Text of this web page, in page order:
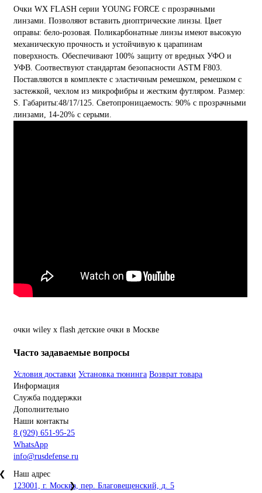
Очки WX FLASH серии YOUNG FORCE с прозрачными
линзами. Позволяют вставить диоптрические линзы. Цвет
оправы: бело-розовая. Поликарбонатные линзы имеют высокую
механическую прочность и устойчивую к царапинам
поверхность. Обеспечивают 100% защиту от вредных УФО и
УФВ. Соотвествуют стандартам безопасности ASTM F803.
Поставляются в комплекте с эластичным ремешком, ремешком с
застежкой, чехлом из микрофибры и жестким футляром. Размер:
S. Габариты:48/17/125. Светопроницаемость: 90% с прозрачными
линзами, 14-20% с серыми.
очки wiley x flash детские очки в Москве
Часто задаваемые вопросы
Условия доставки Установка тюнинга Возврат товара
Информация
Служба поддержки
Дополнительно
Наши контакты
8 (929) 651-95-25
WhatsApp
info@rusdefense.ru
Наш адрес
❯
123001, г. Москва, пер. Благовещенский, д. 5